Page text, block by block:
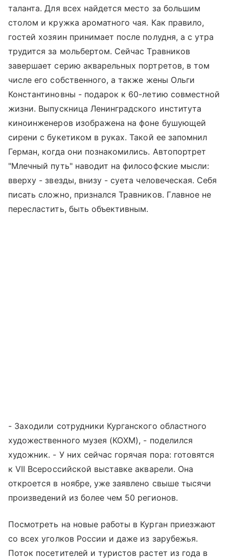
таланта. Для всех найдется место за большим
столом и кружка ароматного чая. Как правило,
гостей хозяин принимает после полудня, а с утра
трудится за мольбертом. Сейчас Травников
завершает серию акварельных портретов, в том
числе его собственного, а также жены Ольги
Константиновны - подарок к 60-летию совместной
жизни. Выпускница Ленинградского института
киноинженеров изображена на фоне бушующей
сирени с букетиком в руках. Такой ее запомнил
Герман, когда они познакомились. Автопортрет
"Млечный путь" наводит на философские мысли:
вверху - звезды, внизу - суета человеческая. Себя
писать сложно, признался Травников. Главное не
пересластить, быть объективным.
- Заходили сотрудники Курганского областного
художественного музея (КОХМ), - поделился
художник. - У них сейчас горячая пора: готовятся
к VII Всероссийской выставке акварели. Она
откроется в ноябре, уже заявлено свыше тысячи
произведений из более чем 50 регионов.
Посмотреть на новые работы в Курган приезжают
со всех уголков России и даже из зарубежья.
Поток посетителей и туристов растет из года в